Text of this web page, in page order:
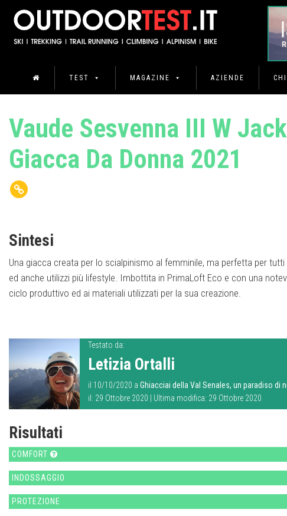
TEST MAGAZINE AZIENDE
Vaude Sesvenna III W
Giacca Da Donna 2021
Sintesi
Una giacca creata per lo scialpinismo al femminile, ma perfetta per
ed anche utilizzi più lifestyle. Imbottita in PrimaLoft Eco e con una
ciclo produttivo ed ai materiali utilizzati per la sua creazione.
Testato da:
Letizia Ortalli
il 10/10/2020 a Ghiacciai della Val Senales, un paradiso di
il: 29 Ottobre 2020 | Ultima modifica: 29 Ottobre 2020
Risultati
COMFORT
INDOSSAGGIO
PROTEZIONE